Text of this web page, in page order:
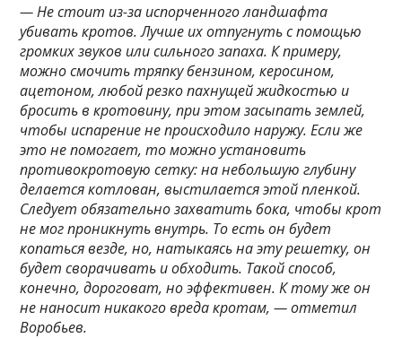
— Не стоит из-за испорченного ландшафта
убивать кротов. Лучше их отпугнуть с помощью
громких звуков или сильного запаха. К примеру,
можно смочить тряпку бензином, керосином,
ацетоном, любой резко пахнущей жидкостью и
бросить в кротовину, при этом засыпать землей,
чтобы испарение не происходило наружу. Если же
это не помогает, то можно установить
противокротовую сетку: на небольшую глубину
делается котлован, выстилается этой пленкой.
Следует обязательно захватить бока, чтобы крот
не мог проникнуть внутрь. То есть он будет
копаться везде, но, натыкаясь на эту решетку, он
будет сворачивать и обходить. Такой способ,
конечно, дороговат, но эффективен. К тому же он
не наносит никакого вреда кротам, — отметил
Воробьев.